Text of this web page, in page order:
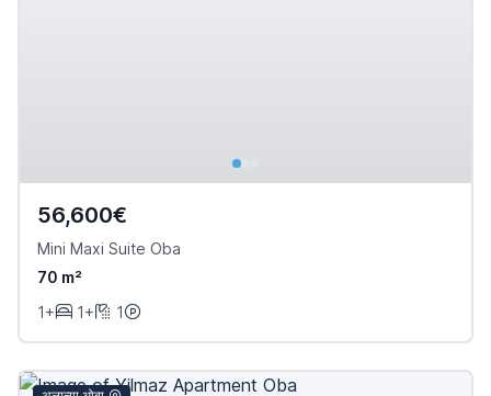
56,600€
Mini Maxi Suite Oba
70 m²
1+
1+ 1